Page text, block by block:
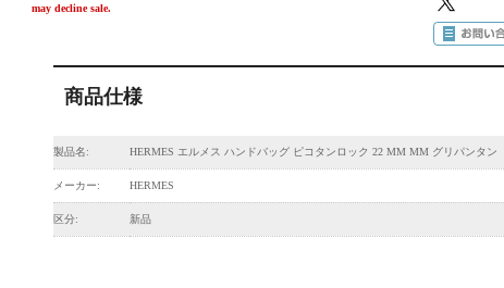
may decline sale.
商品仕様
製品名: HERMES エルメス ハンドバッグ ピコタンロック 22 MM MM グリパンタン
メーカー: HERMES
区分: 新品